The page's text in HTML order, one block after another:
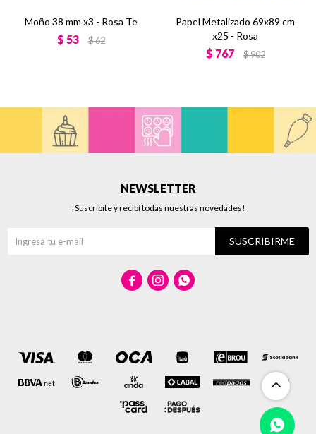
Moño 38 mm x3 - Rosa Te
$ 53 $62
Papel Metalizado 69x89 cm
x25 - Rosa
$ 767 $902
NEWSLETTER
¡Suscribite y recibí todas nuestras novedades!
SUSCRIBIRME
  